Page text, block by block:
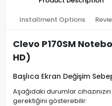
Installment Options
Clevo P170SM
HD)
Başlıca Ekran Değişim
Aşağıdaki durumlar
gerektiğini gösterebilir: